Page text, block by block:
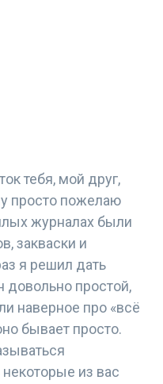
тебя, мой друг,
просто пожелаю
журналах были
закваски и
я решил дать
довольно простой,
наверное про «всё
бывает просто.
из вас